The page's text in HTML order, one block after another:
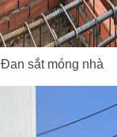
Đan sắt móng nhà